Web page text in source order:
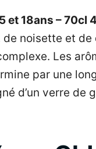
et 18ans – 70cl
noisette et
Les
par une
d’un verre de